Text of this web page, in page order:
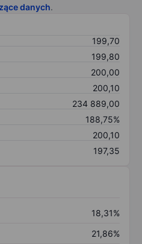
danych.
199,70
199,80
200,00
200,10
234 889,00
188,75%
200,10
197,35
18,31%
21,86%